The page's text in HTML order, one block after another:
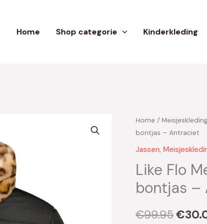
Home Shop categorie Kinderkleding
Home /
bontjas – Antraciet
Jassen,
Like Flo
bontjas –
€99.95
prijs
was:
€